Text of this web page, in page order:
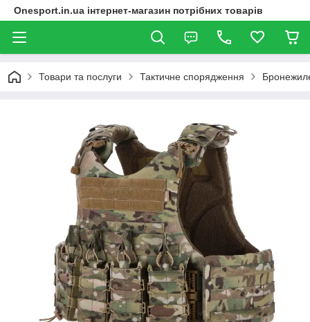
Onesport.in.ua інтернет-магазин потрібних товарів
Товари та послуги Тактичне спорядження